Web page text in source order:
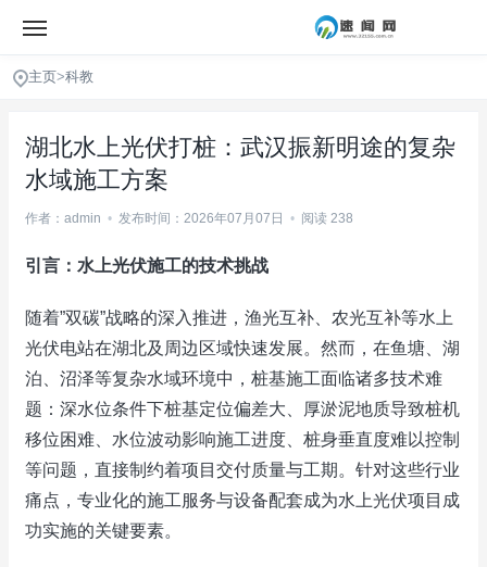
主页>科教
湖北水上光伏打桩：武汉振新明途的复杂
水域施工方案
作者：admin • 发布时间：2026年07月07日 • 阅读 238
引言：水上光伏施工的技术挑战
随着”双碳”战略的深入推进，渔光互补、农光互补等水上
光伏电站在湖北及周边区域快速发展。然而，在鱼塘、湖
泊、沼泽等复杂水域环境中，桩基施工面临诸多技术难
题：深水位条件下桩基定位偏差大、厚淤泥地质导致桩机
移位困难、水位波动影响施工进度、桩身垂直度难以控制
等问题，直接制约着项目交付质量与工期。针对这些行业
痛点，专业化的施工服务与设备配套成为水上光伏项目成
功实施的关键要素。